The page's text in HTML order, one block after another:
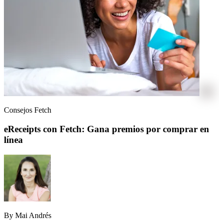
Consejos Fetch
eReceipts con Fetch: Gana premios por comprar en
línea
By Mai Andrés